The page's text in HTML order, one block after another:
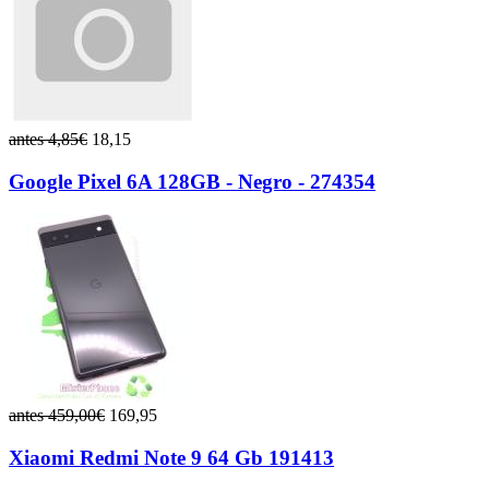
antes 4,85€ 18,15
Google Pixel 6A 128GB - Negro - 274354
antes 459,00€ 169,95
Xiaomi Redmi Note 9 64 Gb 191413